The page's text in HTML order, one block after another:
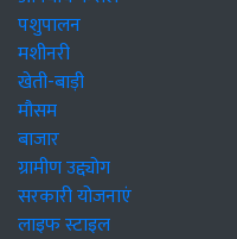
पशुपालन
मशीनरी
खेती-बाड़ी
मौसम
बाजार
ग्रामीण उद्द्योग
सरकारी योजनाएं
लाइफ स्टाइल